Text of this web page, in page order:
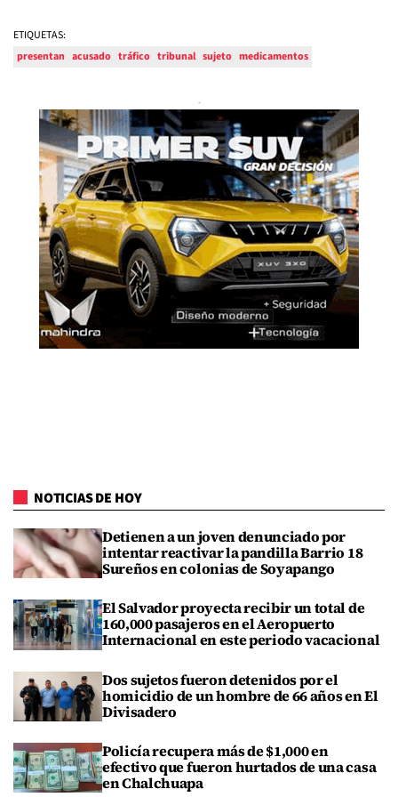
ETIQUETAS:
presentan acusado tráfico tribunal sujeto medicamentos
NOTICIAS DE HOY
Detienen a un joven denunciado por
intentar reactivar la pandilla Barrio 18
Sureños en colonias de Soyapango
El Salvador proyecta recibir un total de
160,000 pasajeros en el Aeropuerto
Internacional en este periodo vacacional
Dos sujetos fueron detenidos por el
homicidio de un hombre de 66 años en El
Divisadero
Policía recupera más de $1,000 en
efectivo que fueron hurtados de una casa
en Chalchuapa